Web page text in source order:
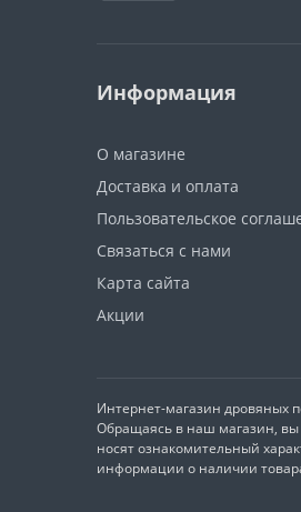
Информация
О магазине
Доставка и оплата
Пользовательское
Связаться с нами
Карта сайта
Акции
Интернет-магазин дровяных
Обращаясь в наш магазин, вы
носят ознакомительный
информации о наличии